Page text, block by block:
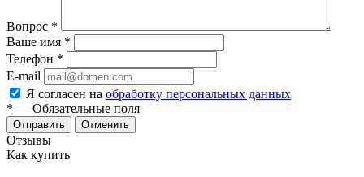
Вопрос *
Ваше имя *
Телефон *
E-mail
Я согласен на обработку персональных данных
* — Обязательные поля
Отменить
Отзывы
Как купить